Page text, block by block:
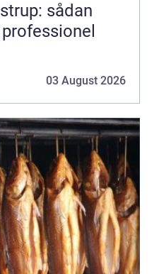
sådan
03 August 2026